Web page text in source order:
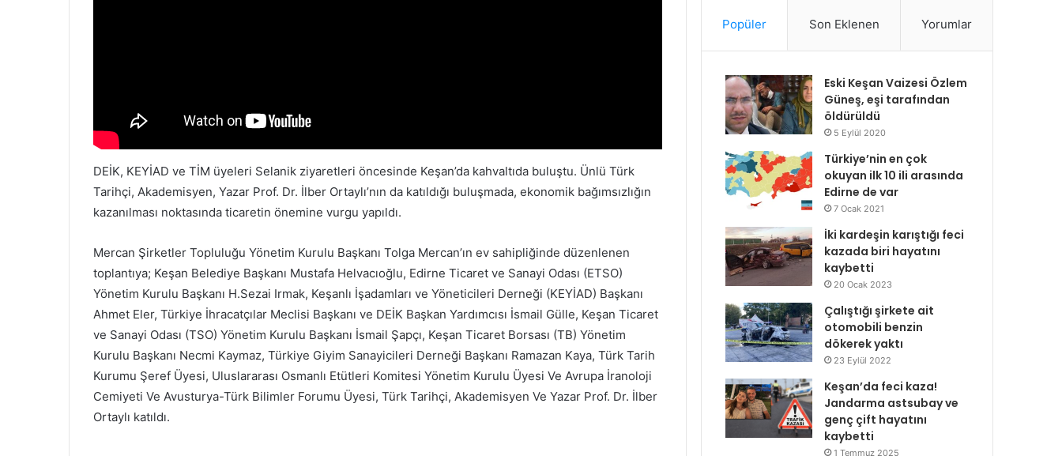
DEİK, KEYİAD ve TİM üyeleri Selanik ziyaretleri öncesinde Keşan’da kahvaltıda buluştu. Ünlü Türk
Tarihçi, Akademisyen, Yazar Prof. Dr. İlber Ortaylı’nın da katıldığı buluşmada, ekonomik bağımsızlığın
kazanılması noktasında ticaretin önemine vurgu yapıldı.
Mercan Şirketler Topluluğu Yönetim Kurulu Başkanı Tolga Mercan’ın ev sahipliğinde düzenlenen
toplantıya; Keşan Belediye Başkanı Mustafa Helvacıoğlu, Edirne Ticaret ve Sanayi Odası (ETSO)
Yönetim Kurulu Başkanı H.Sezai Irmak, Keşanlı İşadamları ve Yöneticileri Derneği (KEYİAD) Başkanı
Ahmet Eler, Türkiye İhracatçılar Meclisi Başkanı ve DEİK Başkan Yardımcısı İsmail Gülle, Keşan Ticaret
ve Sanayi Odası (TSO) Yönetim Kurulu Başkanı İsmail Şapçı, Keşan Ticaret Borsası (TB) Yönetim
Kurulu Başkanı Necmi Kaymaz, Türkiye Giyim Sanayicileri Derneği Başkanı Ramazan Kaya, Türk Tarih
Kurumu Şeref Üyesi, Uluslararası Osmanlı Etütleri Komitesi Yönetim Kurulu Üyesi Ve Avrupa İranoloji
Cemiyeti Ve Avusturya-Türk Bilimler Forumu Üyesi, Türk Tarihçi, Akademisyen Ve Yazar Prof. Dr. İlber
Ortaylı katıldı.
Popüler Son Eklenen Yorumlar
Eski Keşan Vaizesi Özlem
Güneş, eşi tarafından
öldürüldü
5 Eylül 2020
Türkiye’nin en çok
okuyan ilk 10 ili arasında
Edirne de var
7 Ocak 2021
İki kardeşin karıştığı feci
kazada biri hayatını
kaybetti
20 Ocak 2023
Çalıştığı şirkete ait
otomobili benzin
dökerek yaktı
23 Eylül 2022
Keşan’da feci kaza!
Jandarma astsubay ve
genç çift hayatını
kaybetti
1 Temmuz 2025